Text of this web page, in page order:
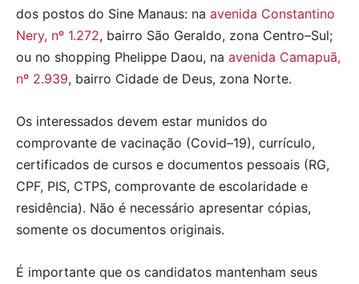
dos postos do Sine Manaus: na avenida Constantino
Nery, nº 1.272, bairro São Geraldo, zona Centro–Sul;
ou no shopping Phelippe Daou, na avenida Camapuã,
nº 2.939, bairro Cidade de Deus, zona Norte.
Os interessados devem estar munidos do
comprovante de vacinação (Covid–19), currículo,
certificados de cursos e documentos pessoais (RG,
CPF, PIS, CTPS, comprovante de escolaridade e
residência). Não é necessário apresentar cópias,
somente os documentos originais.
É importante que os candidatos mantenham seus